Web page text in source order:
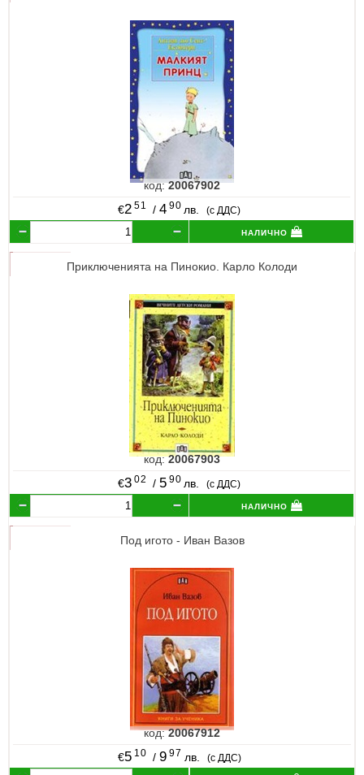
код:20067902
€2 51 / 4 90 лв. (с ДДС)
налично
Приключенията на Пинокио. Карло Колоди
код:20067903
€3 02 / 5 90 лв. (с ДДС)
налично
Под игото - Иван Вазов
код:20067912
€5 10 /9 97 лв. (с ДДС)